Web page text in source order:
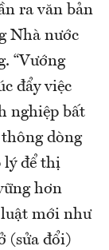
ra văn bản
Nhà nước
“Vướng
đẩy việc
nghiệp bất
dòng
lý để thị
hơn
luật mới như
(sửa đổi)